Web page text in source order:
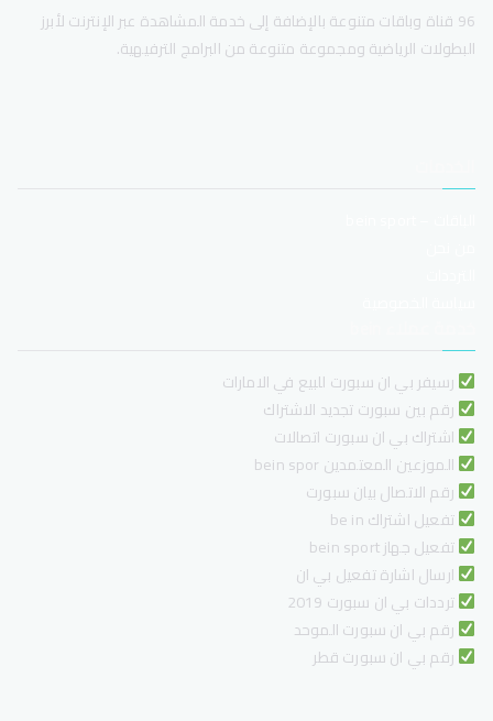
96 قناة وباقات متنوعة بالإضافة إلى خدمة المشاهدة عبر الإنترنت لأبرز
البطولات الرياضية ومجموعة متنوعة من البرامج الترفيهية.
رسيفر بي ان سبورت للبيع في الامارات
رقم بين سبورت تجديد الاشتراك
اشتراك بي ان سبورت اتصالات
الموزعين المعتمدين bein spor
رقم الاتصال بيان سبورت
تفعيل اشتراك be in
تفعيل جهاز bein sport
ارسال اشارة تفعيل بي ان
ترددات بي ان سبورت 2019
رقم بي ان سبورت الموحد
رقم بي ان سبورت قطر